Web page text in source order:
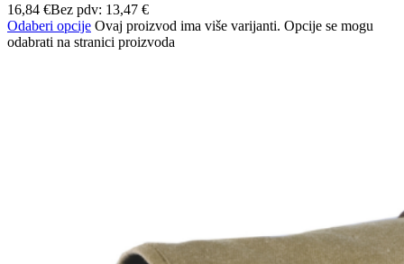
16,84 €Bez pdv: 13,47 €
Odaberi opcije Ovaj proizvod ima više varijanti. Opcije se mogu
odabrati na stranici proizvoda